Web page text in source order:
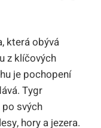
která obývá
z klíčových
je pochopení
Tygr
svých
hory a jezera.